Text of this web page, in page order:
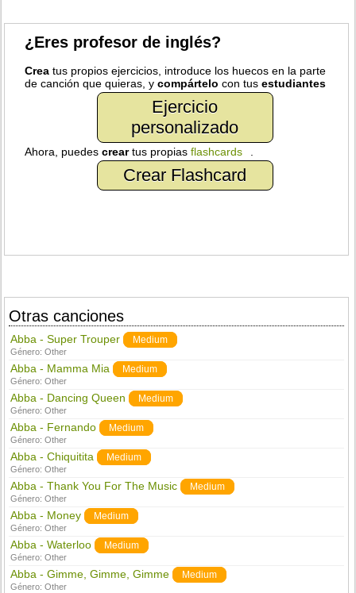
¿Eres profesor de inglés?
Crea tus propios ejercicios, introduce los huecos en la parte
de canción que quieras, ycompártelo con tusestudiantes
Ejercicio
personalizado
Ahora, puedescreartus propiasflashcards
Crear Flashcard
Otras canciones
Abba - Super Trouper Medium
Género:Other
Abba - Mamma Mia Medium
Género:Other
Abba - Dancing Queen Medium
Género:Other
Abba - Fernando Medium
Género:Other
Abba - Chiquitita Medium
Género:Other
Abba - Thank You For The Music Medium
Género:Other
Abba - Money Medium
Género:Other
Abba - Waterloo Medium
Género:Other
Abba - Gimme, Gimme, Gimme Medium
Género:Other